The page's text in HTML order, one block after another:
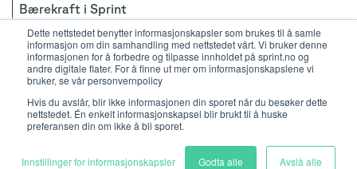
Dette nettstedet benytter informasjonskapsler som brukes til å samle
informasjon om din samhandling med nettstedet vårt. Vi bruker denne
informasjonen for å forbedre og tilpasse innholdet på sprint.no og
andre digitale flater. For å finne ut mer om informasjonskapslene vi
bruker, se vår personvernpolicy
Hvis du avslår, blir ikke informasjonen din sporet når du besøker dette
nettstedet. Én enkelt informasjonskapsel blir brukt til å huske
preferansen din om ikke å bli sporet.
Innstillinger for informasjonskapsler Godta alle Avslå alle
Bærekraft i Sprint
Personvernerklæring
Copyright by Sprint Consulting AS 2026
Org. no.: 988 497 711
Vi bruker informasjonskapsler